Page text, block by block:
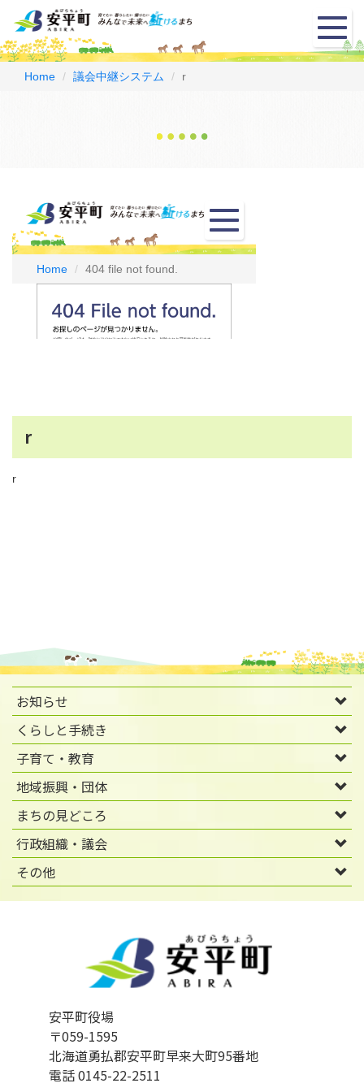
メ
ニ
ュ
Home 議会中継システム r
r
r
お知らせ
くらしと手続き
子育て・教育
地域振興・団体
まちの見どころ
行政組織・議会
その他
安平町役場
〒059-1595
北海道勇払郡安平町早来大町95番地
電話 0145-22-2511